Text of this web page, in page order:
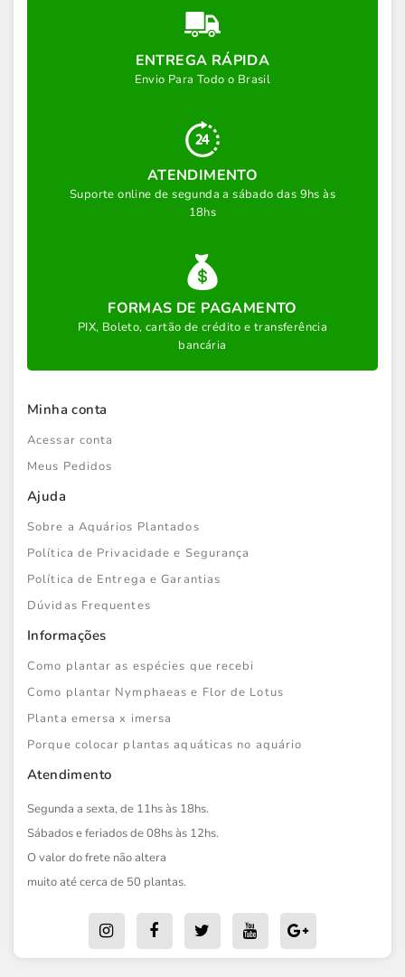
ENTREGA RÁPIDA
Envio Para Todo o Brasil
ATENDIMENTO
Suporte online de segunda a sábado das 9hs às
18hs
FORMAS DE PAGAMENTO
PIX, Boleto, cartão de crédito e transferência
bancária
Minha conta
Acessar conta
Meus Pedidos
Ajuda
Sobre a Aquários Plantados
Política de Privacidade e Segurança
Política de Entrega e Garantias
Dúvidas Frequentes
Informações
Como plantar as espécies que recebi
Como plantar Nymphaeas e Flor de Lotus
Planta emersa x imersa
Porque colocar plantas aquáticas no aquário
Atendimento
Segunda a sexta, de 11hs às 18hs.
Sábados e feriados de 08hs às 12hs.
O valor do frete não altera
muito até cerca de 50 plantas.